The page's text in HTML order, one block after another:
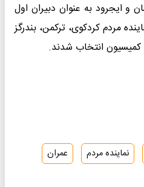
و ایجرود به عنوان دبیران اول
مردم کردکوی، ترکمن، بندرگز
انتخاب شدند.
نماینده مردم
عمران